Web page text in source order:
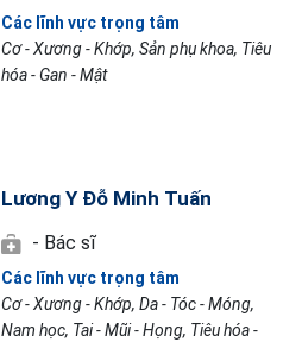
Các lĩnh vực trọng tâm
Cơ - Xương - Khớp, Sản phụ khoa, Tiêu
hóa - Gan - Mật
Lương Y Đỗ Minh Tuấn
- Bác sĩ
Các lĩnh vực trọng tâm
Cơ - Xương - Khớp, Da - Tóc - Móng,
Nam học, Tai - Mũi - Họng, Tiêu hóa -